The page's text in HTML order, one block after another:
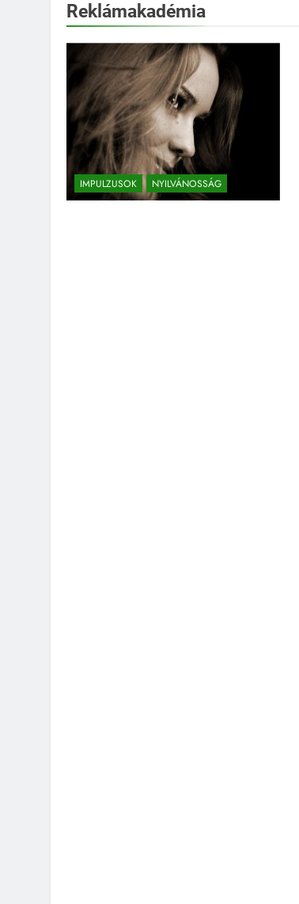
Reklámakadémia
IMPULZUSOK NYILVÁNOSSÁG